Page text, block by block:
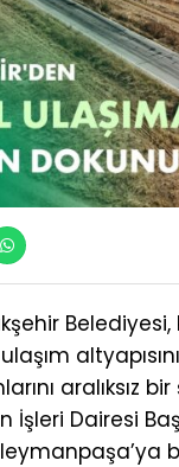
Belediyesi,
aralıksız
İşleri Dairesi